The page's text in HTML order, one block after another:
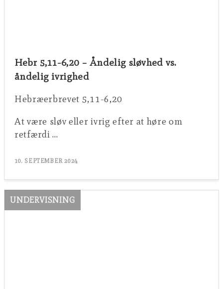
Hebr 5,11-6,20 – Åndelig sløvhed vs.
åndelig ivrighed
Hebræerbrevet 5,11-6,20
At være sløv eller ivrig efter at høre om
retfærdi …
10. SEPTEMBER 2024
UNDERVISNING